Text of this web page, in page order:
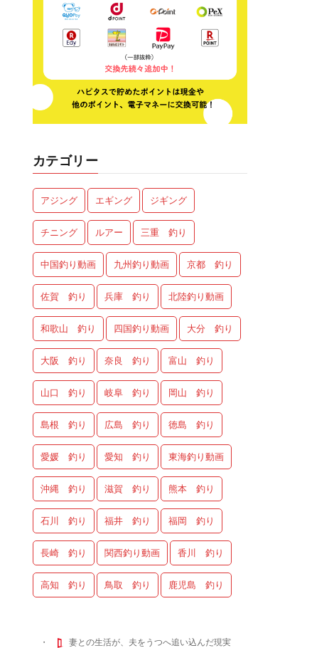
カテゴリー
アジング エギング ジギング
チニング ルアー 三重 釣り
中国釣り動画 九州釣り動画 京都 釣り
佐賀 釣り 兵庫 釣り 北陸釣り動画
和歌山 釣り 四国釣り動画 大分 釣り
大阪 釣り 奈良 釣り 富山 釣り
山口 釣り 岐阜 釣り 岡山 釣り
島根 釣り 広島 釣り 徳島 釣り
愛媛 釣り 愛知 釣り 東海釣り動画
沖縄 釣り 滋賀 釣り 熊本 釣り
石川 釣り 福井 釣り 福岡 釣り
長崎 釣り 関西釣り動画 香川 釣り
高知 釣り 鳥取 釣り 鹿児島 釣り
妻との生活が、夫をうつへ追い込んだ現実